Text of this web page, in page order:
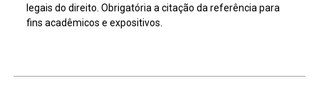
legais do direito. Obrigatória a citação da referência para
fins acadêmicos e expositivos.